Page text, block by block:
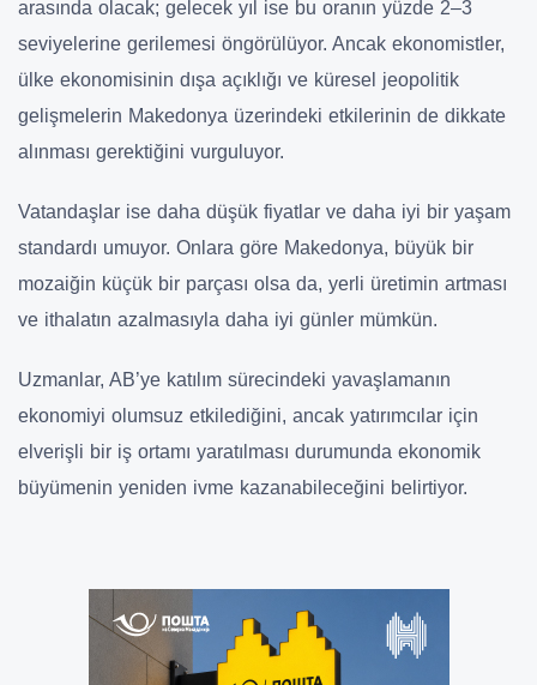
arasında olacak; gelecek yıl ise bu oranın yüzde 2–3
seviyelerine gerilemesi öngörülüyor. Ancak ekonomistler,
ülke ekonomisinin dışa açıklığı ve küresel jeopolitik
gelişmelerin Makedonya üzerindeki etkilerinin de dikkate
alınması gerektiğini vurguluyor.
Vatandaşlar ise daha düşük fiyatlar ve daha iyi bir yaşam
standardı umuyor. Onlara göre Makedonya, büyük bir
mozaiğin küçük bir parçası olsa da, yerli üretimin artması
ve ithalatın azalmasıyla daha iyi günler mümkün.
Uzmanlar, AB’ye katılım sürecindeki yavaşlamanın
ekonomiyi olumsuz etkilediğini, ancak yatırımcılar için
elverişli bir iş ortamı yaratılması durumunda ekonomik
büyümenin yeniden ivme kazanabileceğini belirtiyor.